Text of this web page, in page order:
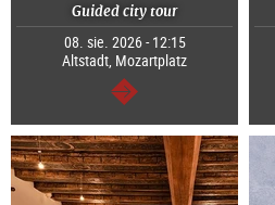
Guided city tour
08. sie. 2026 - 12:15
Altstadt, Mozartplatz
dalej